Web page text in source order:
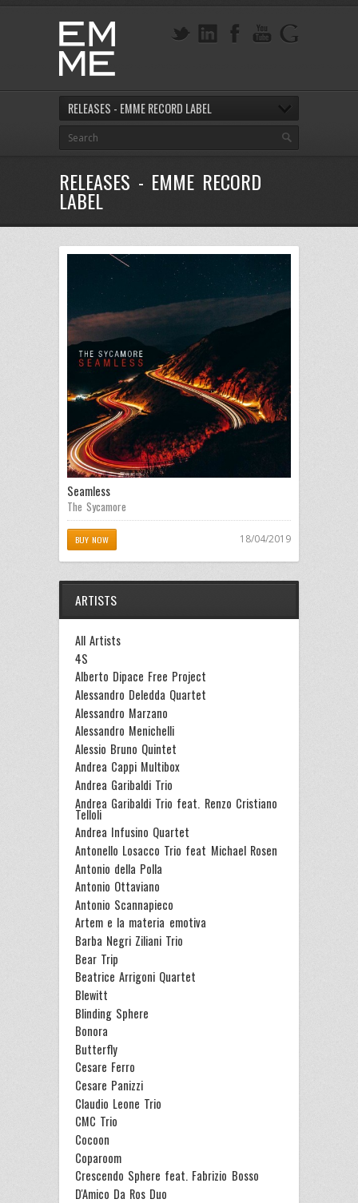
RELEASES - EMME RECORD LABEL
RELEASES - EMME RECORD
LABEL
Seamless
The Sycamore
BUY NOW 18/04/2019
ARTISTS
All Artists
4S
Alberto Dipace Free Project
Alessandro Deledda Quartet
Alessandro Marzano
Alessandro Menichelli
Alessio Bruno Quintet
Andrea Cappi Multibox
Andrea Garibaldi Trio
Andrea Garibaldi Trio feat. Renzo Cristiano
Telloli
Andrea Infusino Quartet
Antonello Losacco Trio feat Michael Rosen
Antonio della Polla
Antonio Ottaviano
Antonio Scannapieco
Artem e la materia emotiva
Barba Negri Ziliani Trio
Bear Trip
Beatrice Arrigoni Quartet
Blewitt
Blinding Sphere
Bonora
Butterfly
Cesare Ferro
Cesare Panizzi
Claudio Leone Trio
CMC Trio
Cocoon
Coparoom
Crescendo Sphere feat. Fabrizio Bosso
D'Amico Da Ros Duo